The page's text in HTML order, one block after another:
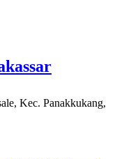
Kec. Panakkukang,